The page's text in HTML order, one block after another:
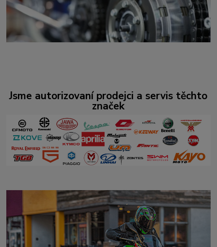
Jsme autorizovaní prodejci a servis těchto
značek